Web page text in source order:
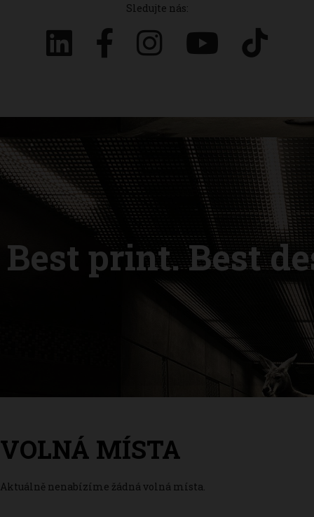
Sledujte nás:
Best print. Best
VOLNÁ MÍSTA
Aktuálně nenabízíme žádná volná místa.